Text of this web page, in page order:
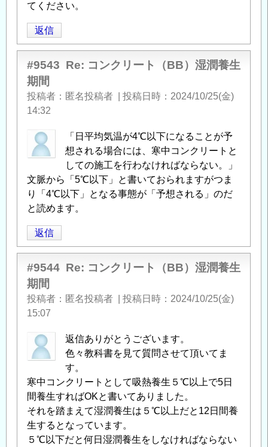
てください。
返信
#9543 Re: コンクリート（BB）湿潤養生
期間
投稿者 匿名投稿者 投稿日時
2024/10/25(金)
14:32
「日平均気温が4℃以下になることが予
想される場合には、寒中コンクリートと
しての施工を行わなければならない。」
文脈から「5℃以下」と書いておられますがつま
り「4℃以下」となる事態が「予想される」のだ
と読めます。
返信
#9544 Re: コンクリート（BB）湿潤養生
期間
投稿者 匿名投稿者 投稿日時
2024/10/25(金)
15:07
返信ありがとうございます。
色々教科書を見て質問させて頂いてま
す。
寒中コンクリートとして吸熱養生５℃以上で5日
間養生すればOKと書いてありました。
それを踏まえて湿潤養生は５℃以上だと12日間養
生するとなっています。
５℃以下だと何日湿潤養生をしなければならない